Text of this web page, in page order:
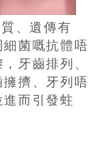
、遺傳有
菌嘅抗體唔
牙齒排列、
擠、牙列唔
而引發蛀